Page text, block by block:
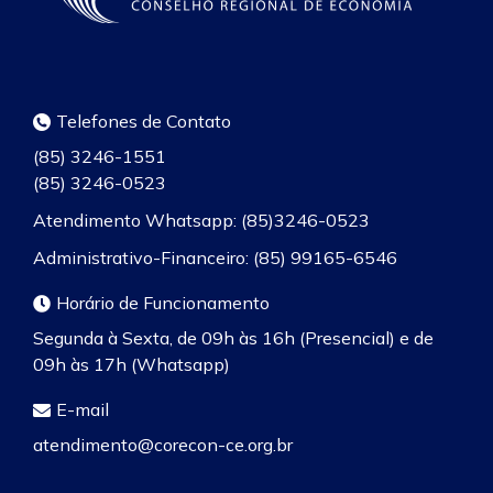
Telefones de Contato
(85) 3246-1551
(85) 3246-0523
Atendimento Whatsapp: (85)3246-0523
Administrativo-Financeiro: (85) 99165-6546
Horário de Funcionamento
Segunda à Sexta, de 09h às 16h (Presencial) e de
09h às 17h (Whatsapp)
E-mail
atendimento@corecon-ce.org.br